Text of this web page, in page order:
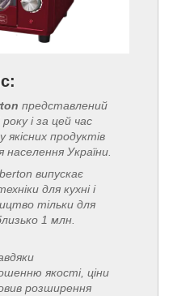
представлений
і за цей час
якісних продуктів
України.
випускає
для кухні і
тільки для
1 млн.
якості, ціни
розширення